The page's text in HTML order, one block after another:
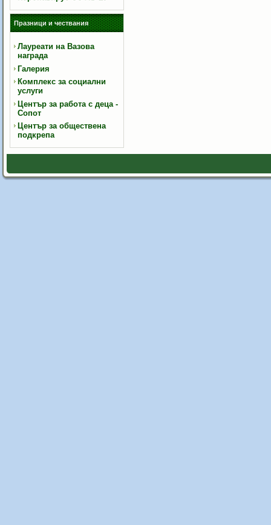
Празници и чествания
Лауреати на Вазова
награда
Галерия
Комплекс за социални
услуги
Център за работа с деца -
Сопот
Център за обществена
подкрепа